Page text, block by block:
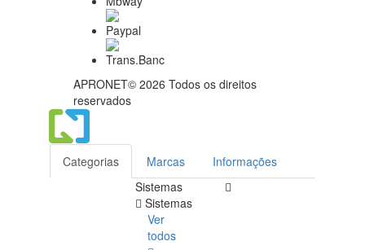
APRONET© 2026 Todos os direitos
reservados
Categorias Marcas
Informações
Sistemas
Sistemas
Ver
todos